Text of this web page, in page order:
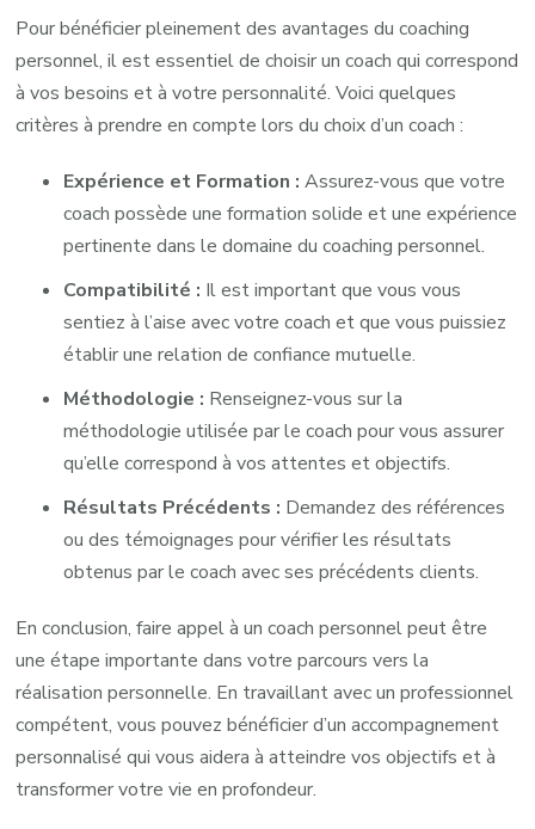
Pour bénéficier pleinement des avantages du coaching
personnel, il est essentiel de choisir un coach qui correspond
à vos besoins et à votre personnalité. Voici quelques
critères à prendre en compte lors du choix d’un coach :
Expérience et Formation : Assurez-vous que votre
coach possède une formation solide et une expérience
pertinente dans le domaine du coaching personnel.
Compatibilité : Il est important que vous vous
sentiez à l’aise avec votre coach et que vous puissiez
établir une relation de confiance mutuelle.
Méthodologie : Renseignez-vous sur la
méthodologie utilisée par le coach pour vous assurer
qu’elle correspond à vos attentes et objectifs.
Résultats Précédents : Demandez des références
ou des témoignages pour vérifier les résultats
obtenus par le coach avec ses précédents clients.
En conclusion, faire appel à un coach personnel peut être
une étape importante dans votre parcours vers la
réalisation personnelle. En travaillant avec un professionnel
compétent, vous pouvez bénéficier d’un accompagnement
personnalisé qui vous aidera à atteindre vos objectifs et à
transformer votre vie en profondeur.